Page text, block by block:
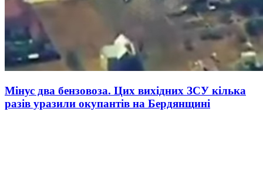
Мінус два бензовоза. Цих вихідних ЗСУ кілька
разів уразили окупантів на Бердянщині